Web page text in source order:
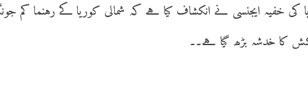
کی خفیہ ایجنسی نے انکشاف کیا ہے کہ شمالی کوریا کے رہنما کم
کا خدشہ بڑھ گیا ہے۔۔